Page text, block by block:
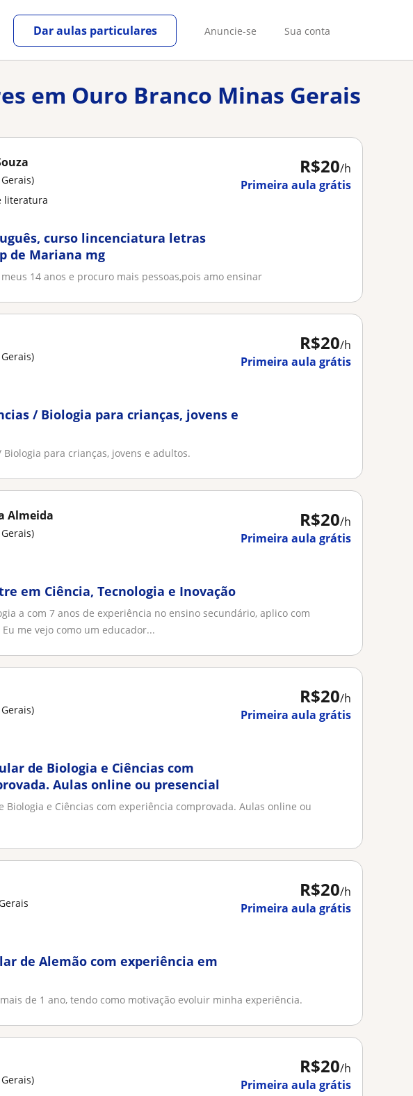
Anuncie-se Sua conta
Dar aulas particulares
em Ouro Branco Minas Gerais
R$20/h
Primeira aula grátis
literatura
curso lincenciatura letras
de Mariana mg
14 anos e procuro mais pessoas,pois amo ensinar
R$20/h
Primeira aula grátis
/ Biologia para crianças, jovens e
Biologia para crianças, jovens e adultos.
R$20/h
Primeira aula grátis
Almeida
em Ciência, Tecnologia e Inovação
a com 7 anos de experiência no ensino secundário, aplico com
me vejo como um educador...
R$20/h
Primeira aula grátis
de Biologia e Ciências com
Aulas online ou presencial
Biologia e Ciências com experiência comprovada. Aulas online ou
R$20/h
Primeira aula grátis
de Alemão com experiência em
de 1 ano, tendo como motivação evoluir minha experiência.
R$20/h
Primeira aula grátis